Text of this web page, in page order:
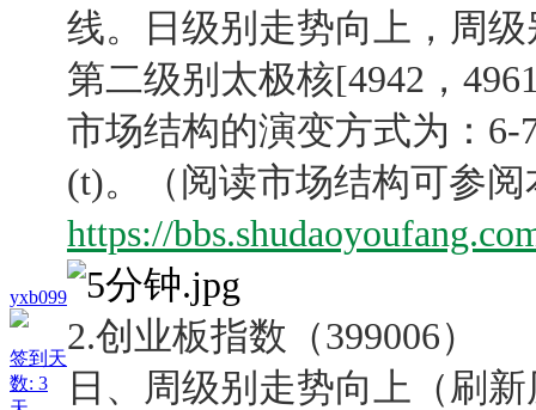
yxb099
签到天
数: 3
线。日级别走势向上，周
第二级别太极核[4942，
市场结构的演变方式为： 6-
(t)。
（阅读市场结构可参
https://
2.创业板指数（399006）
日、周级别走势向上（刷